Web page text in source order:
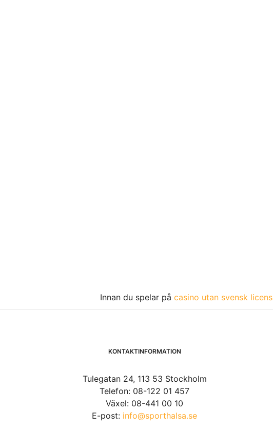
Innan du spelar på casino utan svensk licens
KONTAKTINFORMATION
Tulegatan 24, 113 53 Stockholm
Telefon: 08-122 01 457
Växel: 08-441 00 10
E-post: info@sporthalsa.se